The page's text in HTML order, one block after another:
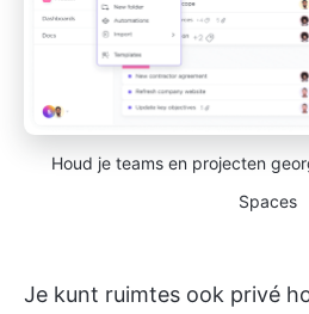
Houd je teams en projecten
Spaces
Je kunt ruimtes ook privé